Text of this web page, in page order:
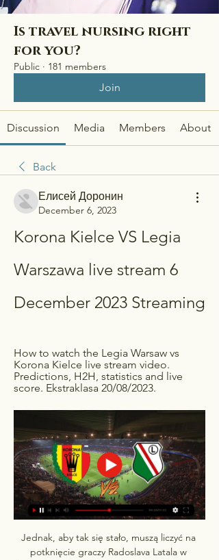
Is travel nursing right
for you?
Public · 181 members
Join
Discussion Media Members About
Back
Елисей Доронин
December 6, 2023
Korona Kielce VS Legia
Warszawa live stream 6
December 2023 Streaming
How to watch the Legia Warsaw vs
Korona Kielce live stream video.
Predictions, H2H, statistics and live
score. Ekstraklasa 20/08/2023.
Jednak, aby tak się stało, muszą liczyć na
potknięcie graczy Radoslava Latala w